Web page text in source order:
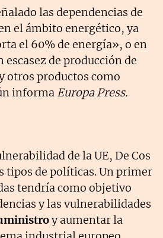
las dependencias de
el ámbito energético, ya
el 60% de energía», o en
de producción de
otros productos como
informa Europa Press.
de la UE, De Cos
tipos de políticas. Un primer
tendría como objetivo
y las vulnerabilidades
y aumentar la